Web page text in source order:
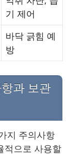
기 제어
바닥 긁힘 예
방
과 보관
지 주의사항
적으로 사용할